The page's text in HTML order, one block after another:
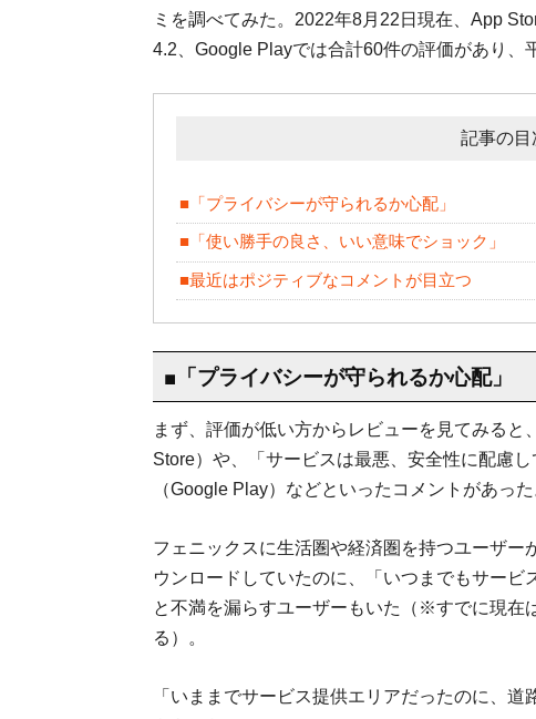
ミを調べてみた。2022年8月22日現在、App
4.2、Google Playでは合計60件の評価があり、
記事の目
■「プライバシーが守られるか心配」
■「使い勝手の良さ、いい意味でショック」
■最近はポジティブなコメントが目立つ
■「プライバシーが守られるか心配」
まず、評価が低い方からレビューを見てみる
Store）や、「サービスは最悪、安全性に配慮
（Google Play）などといったコメントがあった
フェニックスに生活圏や経済圏を持つユーザ
ウンロードしていたのに、「いつまでもサー
と不満を漏らすユーザーもいた（※すでに現在
る）。
「いままでサービス提供エリアだったのに、